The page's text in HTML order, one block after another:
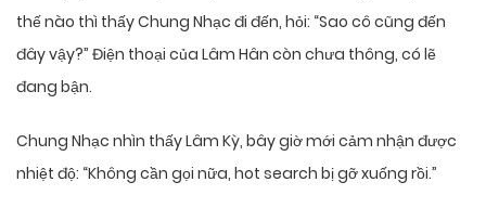
thế nào thì thấy Chung Nhạc đi đến, hỏi: “Sao cô cũng đến
đây vậy?” Điện thoại của Lâm Hân còn chưa thông, có lẽ
đang bận.
Chung Nhạc nhìn thấy Lâm Kỳ, bây giờ mới cảm nhận được
nhiệt độ: “Không cần gọi nữa, hot search bị gỡ xuống rồi.”